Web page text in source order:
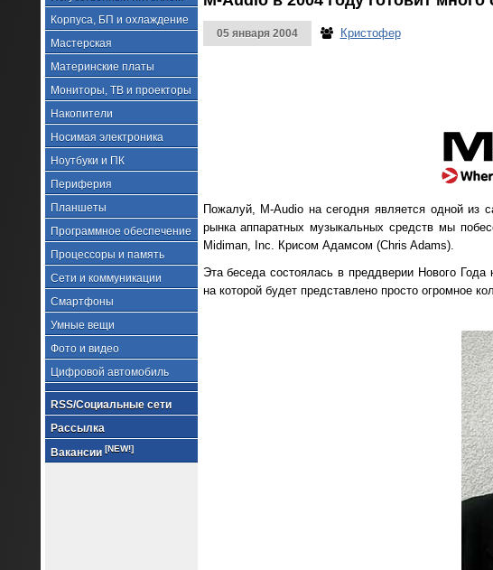
Корпуса, БП и охлаждение
Мастерская
Материнские платы
Мониторы, ТВ и проекторы
Накопители
Носимая электроника
Ноутбуки и ПК
Периферия
Планшеты
Программное обеспечение
Процессоры и память
Сети и коммуникации
Смартфоны
Умные вещи
Фото и видео
Цифровой автомобиль
RSS/Социальные сети
Рассылка
Вакансии [NEW!]
05 января 2004 Кристофер
Пожалуй, M-Audio на сегодня является одной из
рынка аппаратных музыкальных средств мы
Midiman, Inc. Крисом Адамсом (Chris Adams).
Эта беседа состоялась в преддверии Нового Года
на которой будет представлено просто огромное